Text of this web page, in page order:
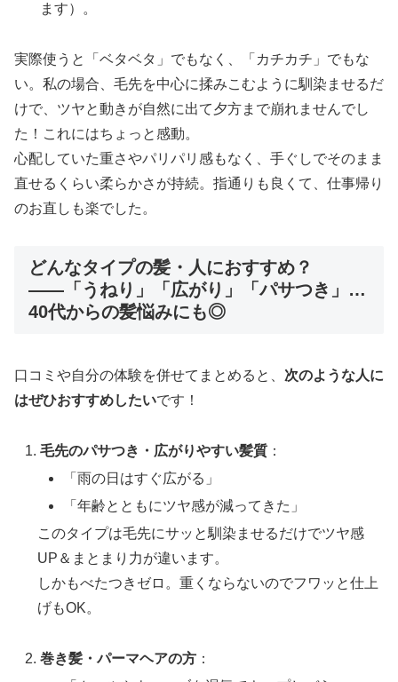
ます）。
実際使うと「ベタベタ」でもなく、「カチカチ」でもな
い。私の場合、毛先を中心に揉みこむように馴染ませるだ
けで、ツヤと動きが自然に出て夕方まで崩れませんでし
た！これにはちょっと感動。
心配していた重さやパリパリ感もなく、手ぐしでそのまま
直せるくらい柔らかさが持続。指通りも良くて、仕事帰り
のお直しも楽でした。
どんなタイプの髪・人におすすめ？
――「うねり」「広がり」「パサつき」…
40代からの髪悩みにも◎
口コミや自分の体験を併せてまとめると、 次のような人に
はぜひおすすめしたいです！
毛先のパサつき・広がりやすい髪質 ：
「雨の日はすぐ広がる」
「年齢とともにツヤ感が減ってきた」
このタイプは毛先にサッと馴染ませるだけでツヤ感
UP＆まとまり力が違います。
しかもべたつきゼロ。重くならないのでフワッと仕上
げもOK。
巻き髪・パーマヘアの方 ：